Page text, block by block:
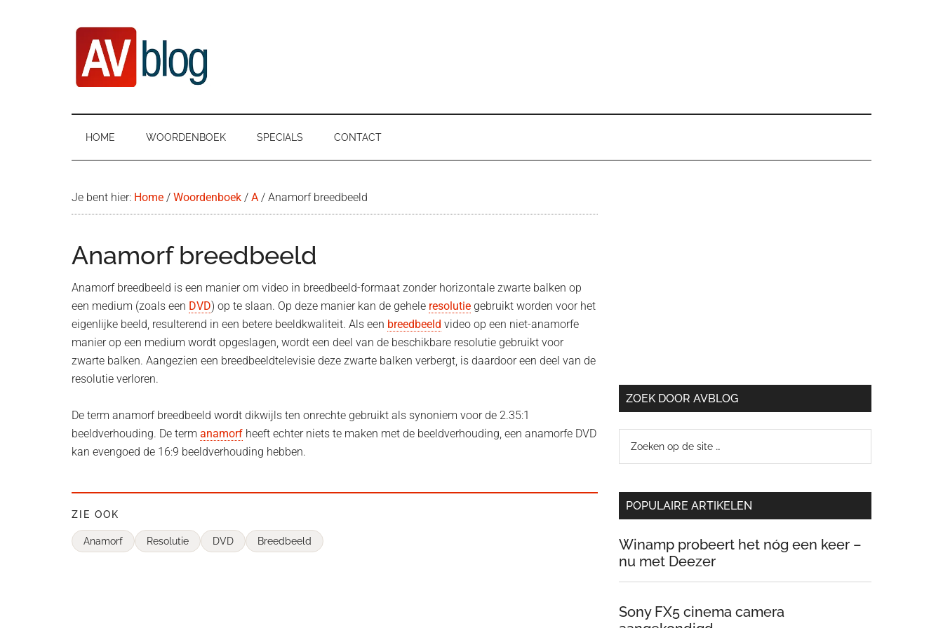
AVblog
HOME WOORDENBOEK SPECIALS CONTACT
Je bent hier: Home / Woordenboek / A / Anamorf breedbeeld
Anamorf breedbeeld
Anamorf breedbeeld is een manier om video in breedbeeld-formaat zonder horizontale zwarte balken op
een medium (zoals een DVD) op te slaan. Op deze manier kan de gehele resolutie gebruikt worden voor het
eigenlijke beeld, resulterend in een betere beeldkwaliteit. Als een breedbeeld video op een niet-anamorfe
manier op een medium wordt opgeslagen, wordt een deel van de beschikbare resolutie gebruikt voor
zwarte balken. Aangezien een breedbeeldtelevisie deze zwarte balken verbergt, is daardoor een deel van de
resolutie verloren.
De term anamorf breedbeeld wordt dikwijls ten onrechte gebruikt als synoniem voor de 2.35:1
beeldverhouding. De term anamorf heeft echter niets te maken met de beeldverhouding, een anamorfe DVD
kan evengoed de 16:9 beeldverhouding hebben.
ZIE OOK
Anamorf Resolutie DVD Breedbeeld
ZOEK DOOR AVBLOG
site
POPULAIRE ARTIKELEN
Winamp probeert het nóg een keer –
nu met Deezer
Sony FX5 cinema camera